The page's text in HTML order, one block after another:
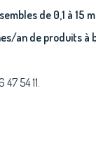
de 0,1 à
an de produits à
47 54 11.